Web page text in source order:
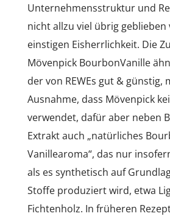
Unternehmensstruktur und
nicht allzu viel übrig geblieben
einstigen Eisherrlichkeit. Die
Mövenpick BourbonVanille
der von REWEs gut & günstig,
Ausnahme, dass Mövenpick
verwendet, dafür aber neben
Extrakt auch „natürliches
Vanillearoma“, das nur
als es synthetisch auf
Stoffe produziert wird, etwa
Fichtenholz. In früheren